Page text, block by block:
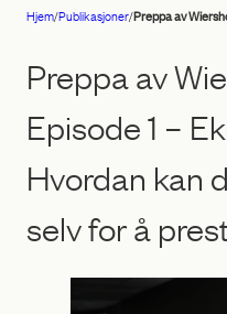
Advokatfirmaet
Wiersholm
Hjem/Publikasjoner/Preppa av
Preppa av
Episode 1 –
Hvordan kan
selv for å